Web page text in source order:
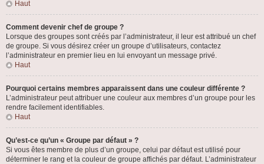
Haut
Comment devenir chef de groupe ?
Lorsque des groupes sont créés par l’administrateur, il leur est attribué un chef
de groupe. Si vous désirez créer un groupe d’utilisateurs, contactez
l’administrateur en premier lieu en lui envoyant un message privé.
Haut
Pourquoi certains membres apparaissent dans une couleur différente ?
L’administrateur peut attribuer une couleur aux membres d’un groupe pour les
rendre facilement identifiables.
Haut
Qu’est-ce qu’un « Groupe par défaut » ?
Si vous êtes membre de plus d’un groupe, celui par défaut est utilisé pour
déterminer le rang et la couleur de groupe affichés par défaut. L’administrateur